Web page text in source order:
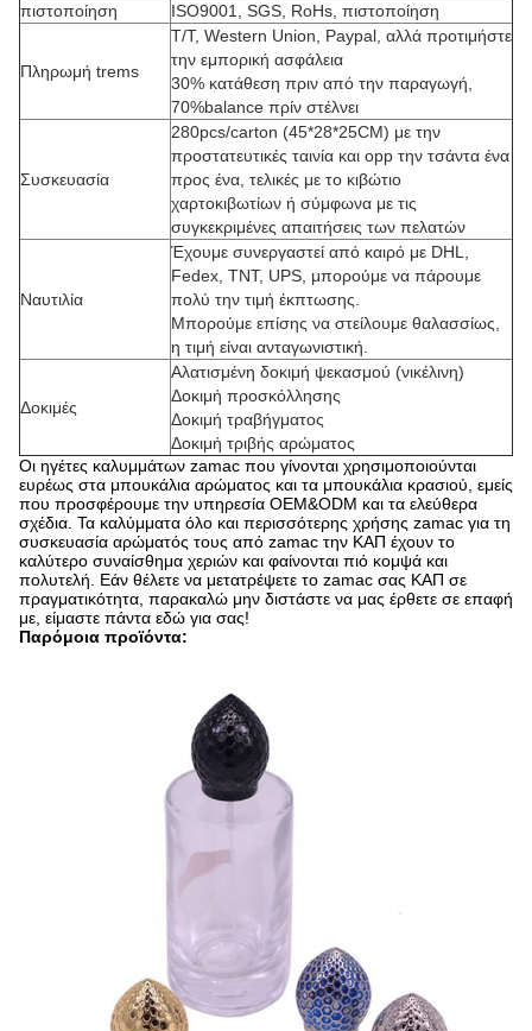
πιστοποίηση
ISO9001, SGS, RoHs, πιστοποίηση
Πληρωμή trems
T/T, Western Union, Paypal, αλλά προτιμήστε
την εμπορική ασφάλεια
30% κατάθεση πριν από την παραγωγή,
70%balance πρίν στέλνει
Συσκευασία
280pcs/carton (45*28*25CM) με την
προστατευτικές ταινία και opp την τσάντα ένα
προς ένα, τελικές με το κιβώτιο
χαρτοκιβωτίων ή σύμφωνα με τις
συγκεκριμένες απαιτήσεις των πελατών
Ναυτιλία
Έχουμε συνεργαστεί από καιρό με DHL,
Fedex, TNT, UPS, μπορούμε να πάρουμε
πολύ την τιμή έκπτωσης.
Μπορούμε επίσης να στείλουμε θαλασσίως,
η τιμή είναι ανταγωνιστική.
Δοκιμές
Αλατισμένη δοκιμή ψεκασμού (νικέλινη)
Δοκιμή προσκόλλησης
Δοκιμή τραβήγματος
Δοκιμή τριβής αρώματος
Οι ηγέτες καλυμμάτων zamac που γίνονται χρησιμοποιούνται
ευρέως στα μπουκάλια αρώματος και τα μπουκάλια κρασιού, εμείς
που προσφέρουμε την υπηρεσία OEM&ODM και τα ελεύθερα
σχέδια. Τα καλύμματα όλο και περισσότερης χρήσης zamac για τη
συσκευασία αρώματός τους από zamac την ΚΑΠ έχουν το
καλύτερο συναίσθημα χεριών και φαίνονται πιό κομψά και
πολυτελή. Εάν θέλετε να μετατρέψετε το zamac σας ΚΑΠ σε
πραγματικότητα, παρακαλώ μην διστάστε να μας έρθετε σε επαφή
με, είμαστε πάντα εδώ για σας!
Παρόμοια προϊόντα: